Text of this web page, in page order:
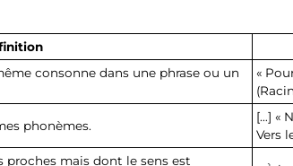
consonne dans une phrase ou un
«
phonèmes.
[…] «
Vers
proches mais dont le sens est